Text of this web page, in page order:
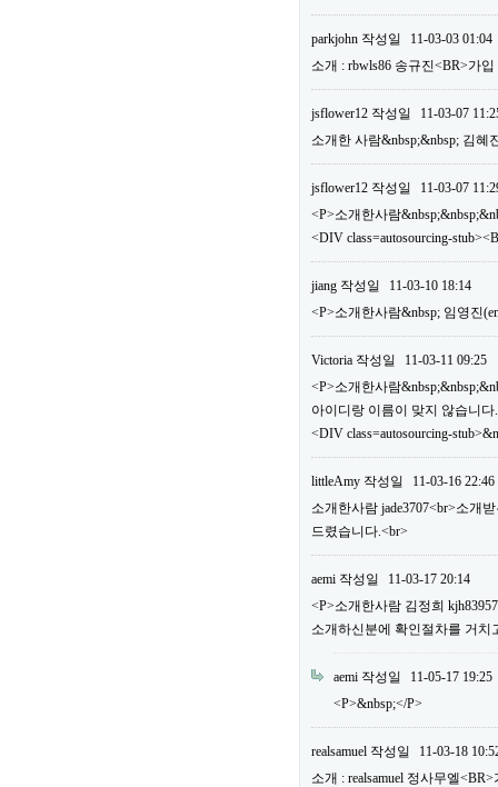
parkjohn 작성일
11-03-03 01:04
소개 : rbwls86 송규진<BR>가
jsflower12 작성일
11-03-07
소개한 사람&nbsp;&nbsp; 김혜
jsflower12 작성일
11-03-07
<P>소개한사람
<DIV class=autosourcing-
jiang 작성일
11-03-10 18:14
<P>소개한사람&nbsp; 임영진
Victoria 작성일
11-03-11 09:25
<P>소개한사람
아이디랑 이름이 맞지 않습니다.
<DIV class=autosourcing-
littleAmy 작성일
11-03-16 22:46
소개한사람 jade3707<br>소개
드렸습니다.<br>
aemi 작성일
11-03-17 20:14
<P>소개한사람 김정희
소개하신분에 확인절차를 거치
aemi 작성일
11-05-17 19:25
<P>&nbsp;</P>
realsamuel 작성일
11-03-18
소개 : realsamuel 정사무엘